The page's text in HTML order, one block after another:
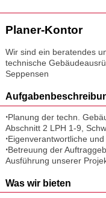
Planer-Kontor
Wir sind ein beratendes
technische
Seppensen
ꞏPlanung der techn.
Abschnitt 2 LPH 1-9,
ꞏEigenverantwortliche
ꞏBetreuung der
Ausführung unserer
Was wir bieten